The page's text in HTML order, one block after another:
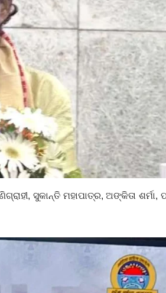
ସୁକାନ୍ତି ମହାପାତ୍ର, ଅଙ୍କିତା ଶର୍ମା,